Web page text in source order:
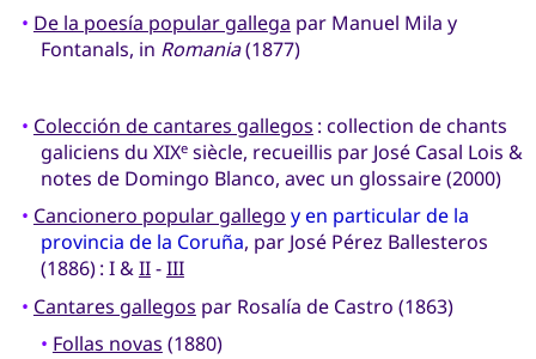
• De la poesía popular gallega par Manuel Mila y
Fontanals, in Romania(1877)
• Colección de cantares gallegos : collection de chants
galiciens du XIXesiècle, recueillis par José Casal Lois &
notes de Domingo Blanco, avec un glossaire (2000)
• Cancionero popular gallego y en particular de la
provincia de la Coruña, par José Pérez Ballesteros
(1886) : I &II-III
• Cantares gallegos par Rosalía de Castro (1863)
• Follas novas (1880)